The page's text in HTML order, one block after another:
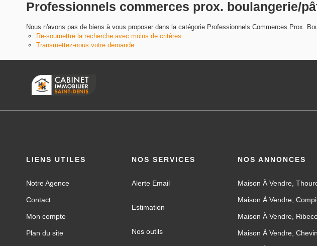
Professionnels commerces prox. boulangerie/
Nous n'avons pas de biens à vous proposer dans la catégorie Professionnels Commerces Prox.
Re-soumettre la recherche avec moins de critères.
Transmettez-nous votre demande
LIENS UTILES
Notre Agence
Contact
Mon compte
Plan du site
NOS SERVICES
Alerte Email
Estimation
Nos outils
NOS ANNONCES
Maison À Vendre,
Maison À Vendre,
Maison À Vendre,
Maison À Vendre,